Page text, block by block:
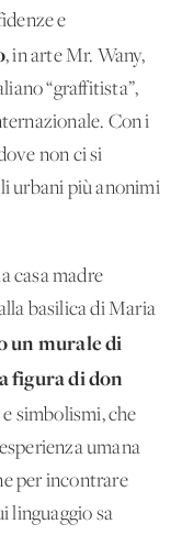
e
, in arte Mr. Wany,
“graffitista”,
Con i
non ci si
urbani più anonimi
casa madre
basilica di Maria
un murale di
figura di don
simbolismi, che
umana
per incontrare
linguaggio sa